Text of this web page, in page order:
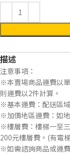
描述
注意事項：
※本賣場商品運費以
則運費以2件計算。
※基本運費：配送區
※加價地區運費：如
※樓層費：樓梯一至
200元樓層費。(有電
※如需諮詢商品或運